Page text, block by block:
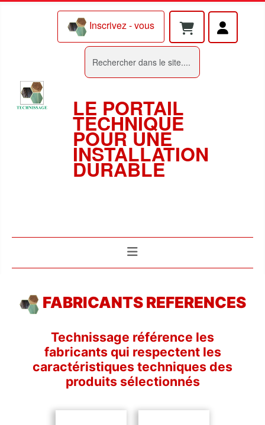
Inscrivez - vous
LE PORTAIL
TECHNIQUE
POUR UNE
INSTALLATION
DURABLE
FABRICANTS REFERENCES
Technissage référence les
fabricants qui respectent les
caractéristiques techniques des
produits sélectionnés